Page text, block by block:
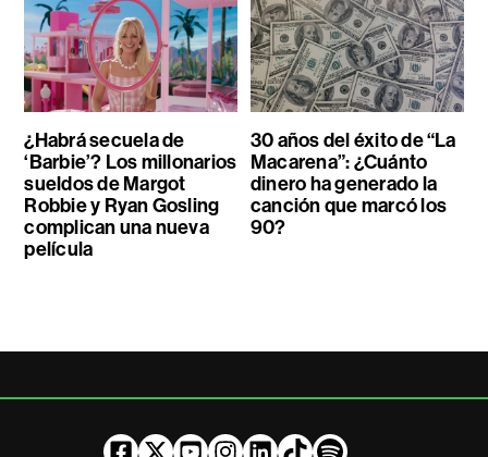
¿Habrá secuela de
‘Barbie’? Los millonarios
sueldos de Margot
Robbie y Ryan Gosling
complican una nueva
película
30 años del éxito de “La
Macarena”: ¿Cuánto
dinero ha generado la
canción que marcó los
90?